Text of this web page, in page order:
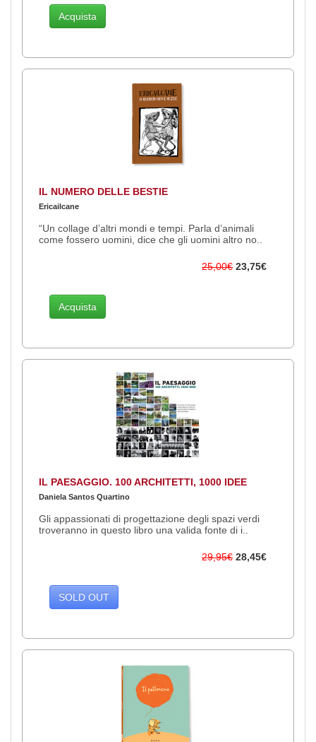
Acquista
IL NUMERO DELLE BESTIE
Ericailcane
“Un collage d’altri mondi e tempi. Parla d’animali
come fossero uomini, dice che gli uomini altro no..
25,00€ 23,75€
Acquista
IL PAESAGGIO. 100 ARCHITETTI, 1000 IDEE
Daniela Santos Quartino
Gli appassionati di progettazione degli spazi verdi
troveranno in questo libro una valida fonte di i..
29,95€ 28,45€
SOLD OUT